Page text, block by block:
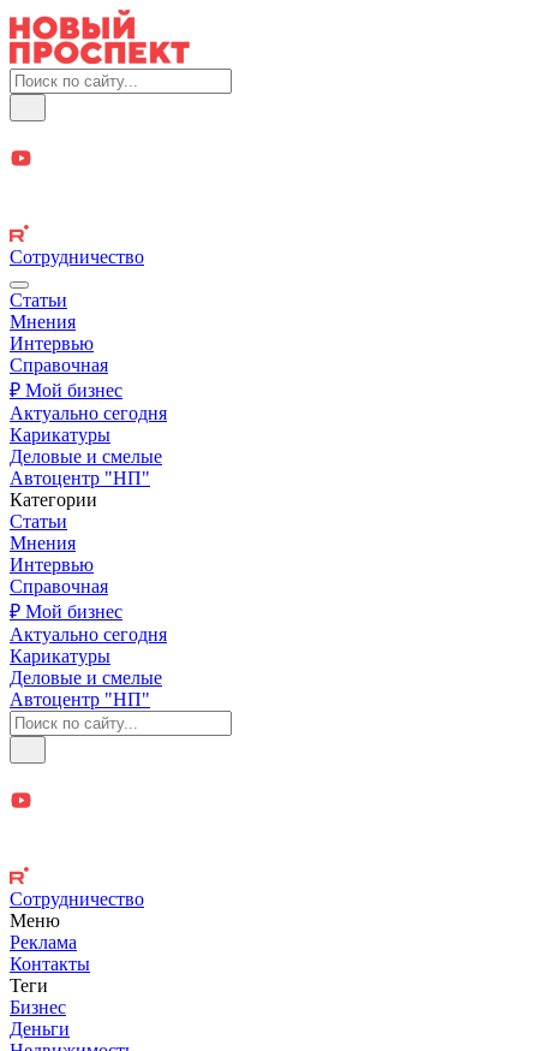
Сотрудничество
Статьи
Мнения
Интервью
Справочная
₽ Мой бизнес
Актуально сегодня
Карикатуры
Деловые и смелые
Автоцентр "НП"
Категории
Статьи
Мнения
Интервью
Справочная
₽ Мой бизнес
Актуально сегодня
Карикатуры
Деловые и смелые
Автоцентр "НП"
Сотрудничество
Меню
Реклама
Контакты
Теги
Бизнес
Деньги